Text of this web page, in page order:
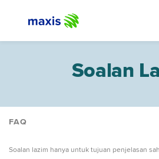
Soalan
FAQ
Promotions
Soalan lazim hanya untuk tujuan penjelasan